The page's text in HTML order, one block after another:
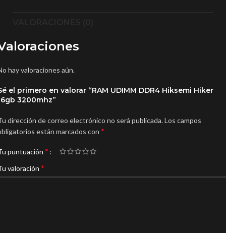
hay valoraciones aún.
el primero en valorar “RAM UDIMM DDR4 Hiksemi Hiker
3200mhz”
dirección de correo electrónico no será publicada.Los campos
están marcados con *
puntuación *
valoración *